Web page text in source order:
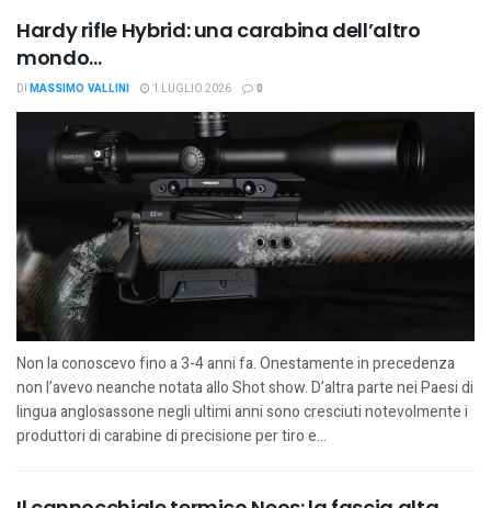
Hardy rifle Hybrid: una carabina dell’altro
mondo…
DI MASSIMO VALLINI 1 LUGLIO 2026 0
Non la conoscevo fino a 3-4 anni fa. Onestamente in precedenza
non l’avevo neanche notata allo Shot show. D’altra parte nei Paesi di
lingua anglosassone negli ultimi anni sono cresciuti notevolmente i
produttori di carabine di precisione per tiro e...